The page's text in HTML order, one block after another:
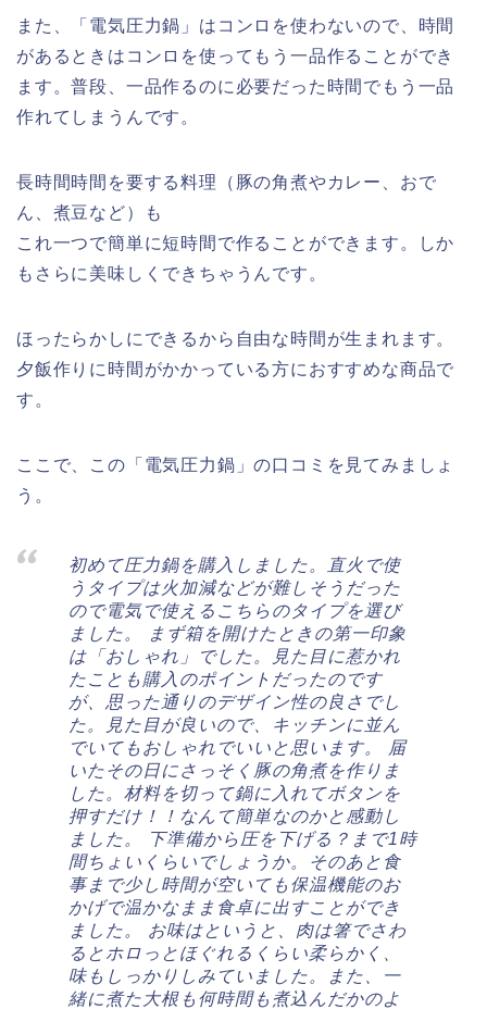
また、「電気圧力鍋」はコンロを使わないので、時間
があるときはコンロを使ってもう一品作ることができ
ます。普段、一品作るのに必要だった時間でもう一品
作れてしまうんです。
長時間時間を要する料理（豚の角煮やカレー、おで
ん、煮豆など）も
これ一つで簡単に短時間で作ることができます。しか
もさらに美味しくできちゃうんです。
ほったらかしにできるから自由な時間が生まれます。
夕飯作りに時間がかかっている方におすすめな商品で
す。
ここで、この「電気圧力鍋」の口コミを見てみましょ
う。
初めて圧力鍋を購入しました。直火で使
うタイプは火加減などが難しそうだった
ので電気で使えるこちらのタイプを選び
ました。 まず箱を開けたときの第一印象
は「おしゃれ」でした。見た目に惹かれ
たことも購入のポイントだったのです
が、思った通りのデザイン性の良さでし
た。見た目が良いので、キッチンに並ん
でいてもおしゃれでいいと思います。 届
いたその日にさっそく豚の角煮を作りま
した。材料を切って鍋に入れてボタンを
押すだけ！！なんて簡単なのかと感動し
ました。 下準備から圧を下げる？まで1時
間ちょいくらいでしょうか。そのあと食
事まで少し時間が空いても保温機能のお
かげで温かなまま食卓に出すことができ
ました。 お味はというと、肉は箸でさわ
るとホロっとほぐれるくらい柔らかく、
味もしっかりしみていました。また、一
緒に煮た大根も何時間も煮込んだかのよ